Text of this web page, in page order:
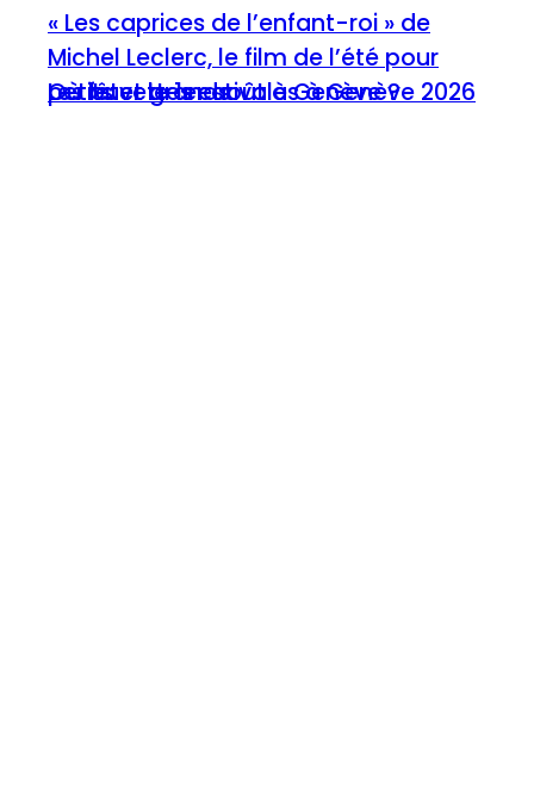
Où fêter le 1er août à Genève ?
Les buvettes estivales à Genève 2026
« Les caprices de l’enfant-roi » de
Michel Leclerc, le film de l’été pour
petits et grands